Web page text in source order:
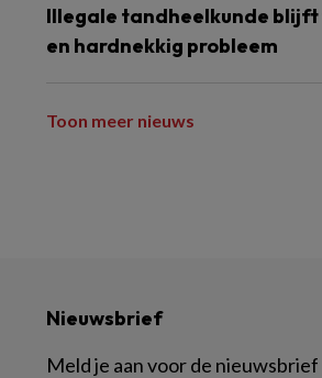
Illegale tandheelkunde
en hardnekkig probleem
Toon meer nieuws
Nieuwsbrief
Meld je aan voor de nieuwsbrief